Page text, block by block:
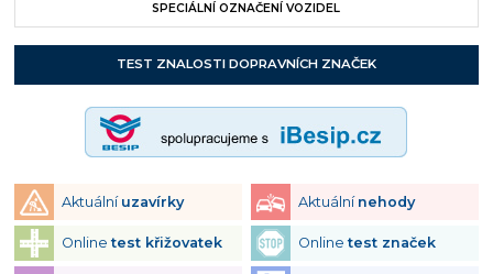
SPECIÁLNÍ OZNAČENÍ VOZIDEL
TEST ZNALOSTI DOPRAVNÍCH ZNAČEK
Aktuální uzavírky Aktuální nehody
Onlinetest křižovatek Onlinetest značek